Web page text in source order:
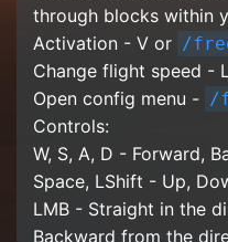
through blocks within
Activation - V or /
Change flight speed -
Open config menu - /
Controls:
W, S, A, D - Forward,
Space, LShift - Up,
LMB - Straight in the
Backward from the